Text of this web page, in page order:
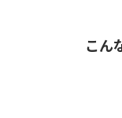
こん